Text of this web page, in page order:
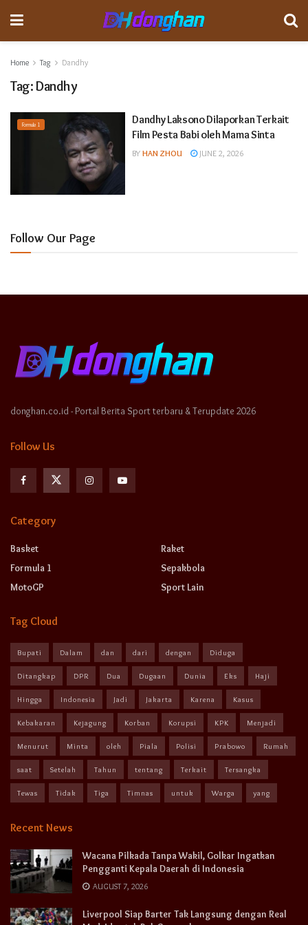
Home Tag Dandhy
Tag:Dandhy
Formula 1
Dandhy Laksono Dilaporkan Terkait
Film Pesta Babi oleh Mama Sinta
BY HAN ZHOU JUNE 2, 2026
Follow Our Page
donghan.co.id - Portal Berita Sport terbaru & Terupdate 2026
Follow Us
Category
Basket
Formula 1
MotoGP
Raket
Sepakbola
Sport Lain
Tag Cloud
Bupati Dalam dan dari dengan Diduga
Ditangkap DPR Dua Dugaan Dunia Eks Haji
Hingga Indonesia Jadi Jakarta Karena Kasus
Kebakaran Kejagung Korban Korupsi KPK Menjadi
Menurut Minta oleh Piala Polisi Prabowo Rumah
saat Setelah Tahun tentang Terkait Tersangka
Tewas Tidak Tiga Timnas untuk Warga yang
Recent News
Wacana Pilkada Tanpa Wakil, Golkar Ingatkan
Pengganti Kepala Daerah di Indonesia
AUGUST 7, 2026
Liverpool Siap Barter Tak Langsung dengan Real